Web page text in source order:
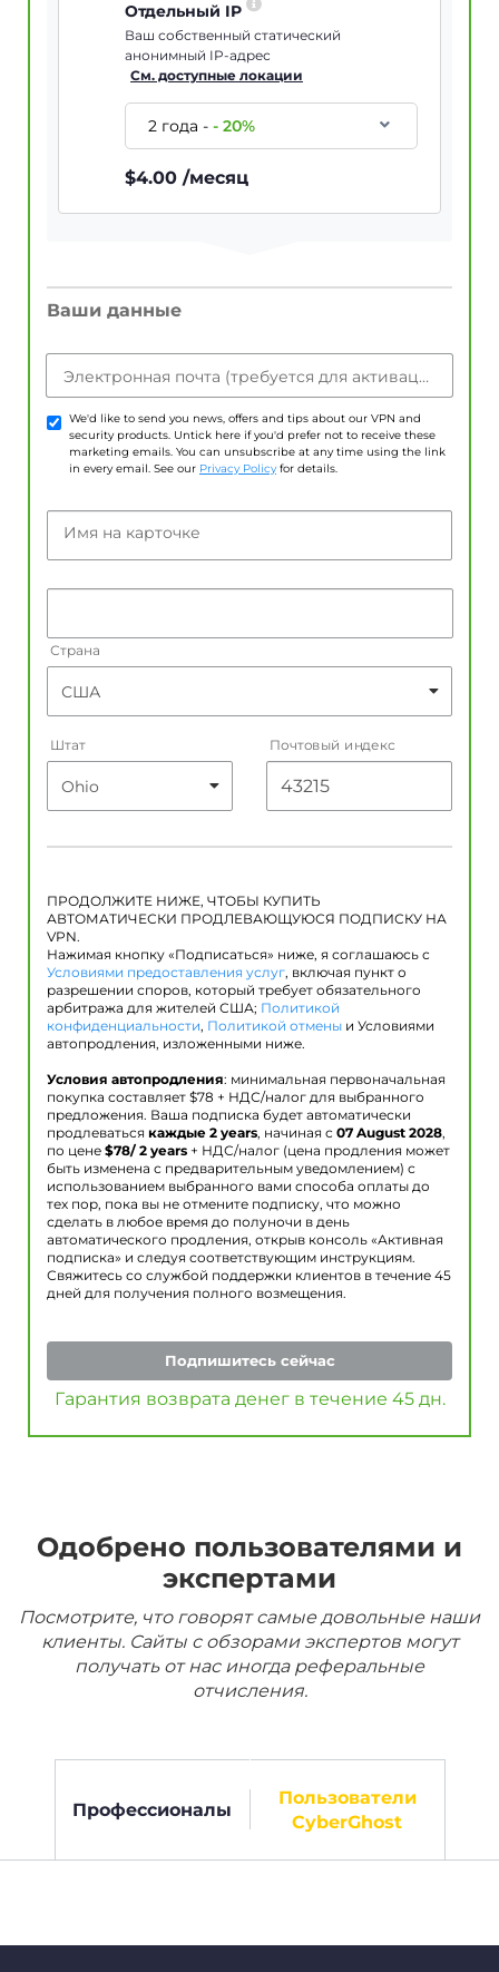
Отдельный IP
Ваш собственный статический
анонимный IP-адрес
См. доступные локации
2 года--20%
$4.00 /месяц
Ваши данные
Электронная почта (требуется для активации учетной записи)
We'd like to send you news, offers and tips about our VPN and
security products. Untick here if you'd prefer not to receive these
marketing emails. You can unsubscribe at any time using the link
in every email. See our Privacy Policy for details.
Имя на карточке
Страна
Штат Почтовый индекс
ПРОДОЛЖИТЕ НИЖЕ, ЧТОБЫ КУПИТЬ
АВТОМАТИЧЕСКИ ПРОДЛЕВАЮЩУЮСЯ ПОДПИСКУ НА
VPN.
Нажимая кнопку «Подписаться» ниже, я соглашаюсь с
Условиями предоставления услуг, включая пункт о
разрешении споров, который требует обязательного
арбитража для жителей США; Политикой
конфиденциальности, Политикой отмены и Условиями
автопродления, изложенными ниже.
Условия автопродления: минимальная первоначальная
покупка составляет $78 + НДС/налог для выбранного
предложения. Ваша подписка будет автоматически
продлеваться каждые 2 years, начиная с 07 August 2028,
по цене $78/ 2 years + НДС/налог (цена продления может
быть изменена с предварительным уведомлением) с
использованием выбранного вами способа оплаты до
тех пор, пока вы не отмените подписку, что можно
сделать в любое время до полуночи в день
автоматического продления, открыв консоль «Активная
подписка» и следуя соответствующим инструкциям.
Свяжитесь со службой поддержки клиентов в течение 45
дней для получения полного возмещения.
Подпишитесь сейчас
Гарантия возврата денег в течение 45 дн.
Одобрено пользователями и
экспертами
Посмотрите, что говорят самые довольные наши
клиенты. Сайты с обзорами экспертов могут
получать от нас иногда реферальные
отчисления.
Профессионалы
Пользователи
CyberGhost